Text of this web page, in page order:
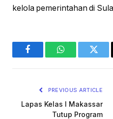
kelola pemerintahan di
FacebookWhatsApp
PREVIOUS ARTICLE
Lapas Kelas I Makassar
Tutup Program